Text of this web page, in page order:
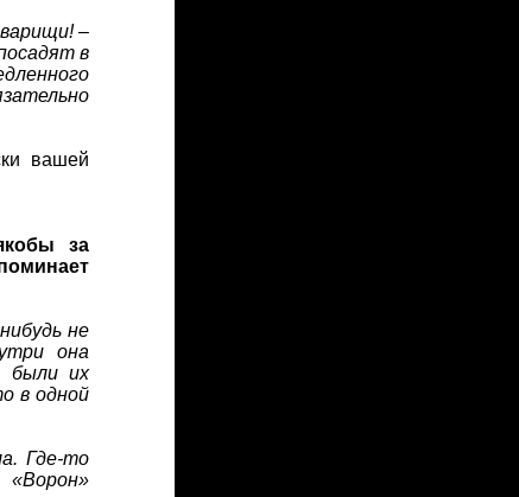
–
в
вашей
за
не
она
были их
в одной
Где-то